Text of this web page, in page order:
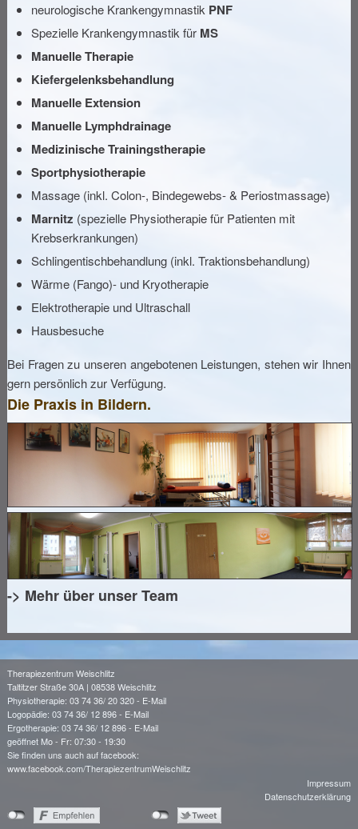
neurologische Krankengymnastik PNF
Spezielle Krankengymnastik für MS
Manuelle Therapie
Kiefergelenksbehandlung
Manuelle Extension
Manuelle Lymphdrainage
Medizinische Trainingstherapie
Sportphysiotherapie
Massage (inkl. Colon-, Bindegewebs- & Periostmassage)
Marnitz (spezielle Physiotherapie für Patienten mit
Krebserkrankungen)
Schlingentischbehandlung (inkl. Traktionsbehandlung)
Wärme (Fango)- und Kryotherapie
Elektrotherapie und Ultraschall
Hausbesuche
Bei Fragen zu unseren angebotenen Leistungen, stehen wir Ihnen
gern persönlich zur Verfügung.
Die Praxis in Bildern.
-> Mehr über unser Team
Therapiezentrum Weischlitz
Taltitzer Straße 30A | 08538 Weischlitz
Physiotherapie: 03 74 36/ 20 320 - E-Mail
Logopädie: 03 74 36/ 12 896 - E-Mail
Ergotherapie: 03 74 36/ 12 896 - E-Mail
geöffnet Mo - Fr: 07:30 - 19:30
Sie finden uns auch auf facebook:
www.facebook.com/TherapiezentrumWeischlitz
Impressum
Datenschutzerklärung